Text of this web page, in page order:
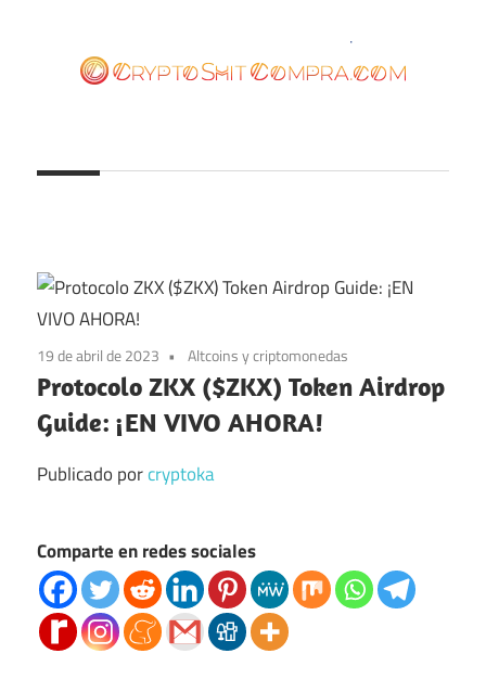
contenido
19 de abril de 2023 Altcoins y criptomonedas
Protocolo ZKX ($ZKX) Token Airdrop
Guide: ¡EN VIVO AHORA!
Publicado porcryptoka
Comparte en redes sociales